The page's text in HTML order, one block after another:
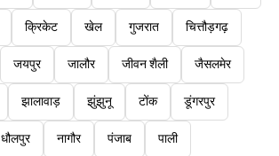
क्रिकेट खेल गुजरात चित्तौड़गढ़
जयपुर जालौर जीवन शैली जैसलमेर
झालावाड़ झुंझुनू टोंक डूंगरपुर
धौलपुर नागौर पंजाब पाली